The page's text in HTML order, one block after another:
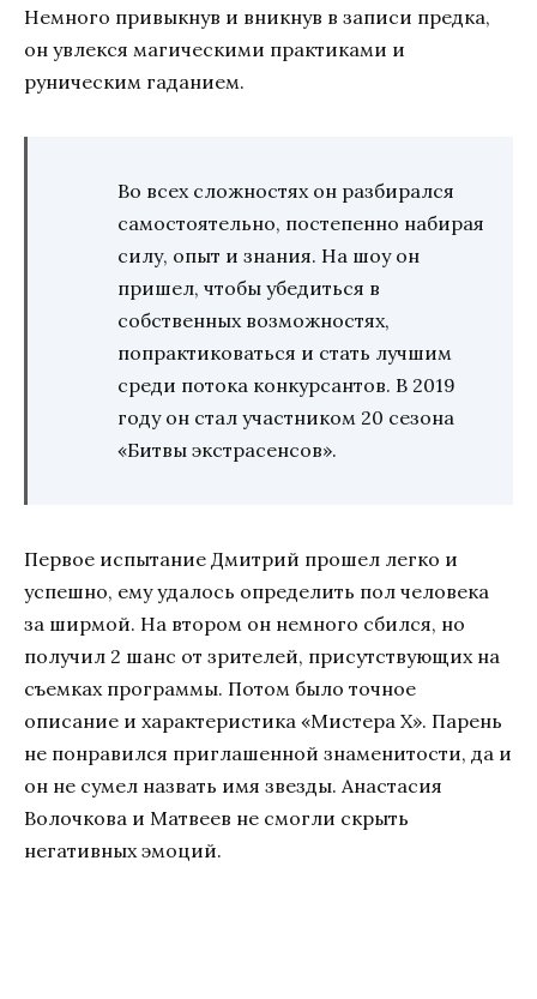
Немного привыкнув и вникнув в записи предка,
он увлекся магическими практиками и
руническим гаданием.
Во всех сложностях он разбирался
самостоятельно, постепенно набирая
силу, опыт и знания. На шоу он
пришел, чтобы убедиться в
собственных возможностях,
попрактиковаться и стать лучшим
среди потока конкурсантов. В 2019
году он стал участником 20 сезона
«Битвы экстрасенсов».
Первое испытание Дмитрий прошел легко и
успешно, ему удалось определить пол человека
за ширмой. На втором он немного сбился, но
получил 2 шанс от зрителей, присутствующих на
съемках программы. Потом было точное
описание и характеристика «Мистера Х». Парень
не понравился приглашенной знаменитости, да и
он не сумел назвать имя звезды. Анастасия
Волочкова и Матвеев не смогли скрыть
негативных эмоций.